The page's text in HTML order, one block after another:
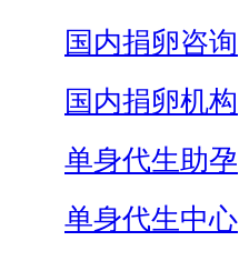
国内捐卵咨询
国内捐卵机构
单身代生助孕
单身代生中心